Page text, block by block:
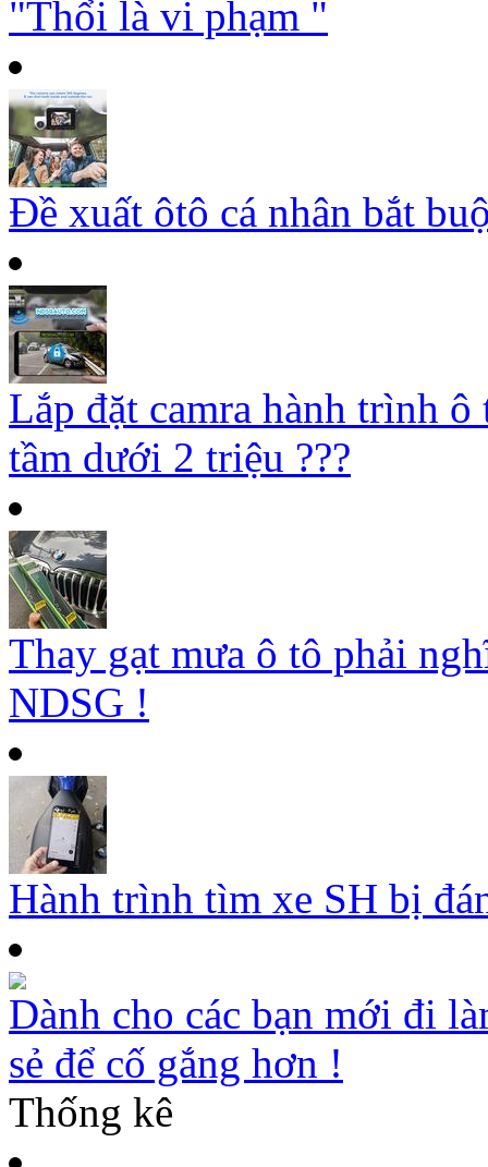
"Thổi là vi phạm "
Đề xuất ôtô cá nhân bắt
Lắp đặt camra hành trình
tầm dưới 2 triệu ???
Thay gạt mưa ô tô phải
NDSG !
Hành trình tìm xe SH bị
Dành cho các bạn mới đi
sẻ để cố gắng hơn !
Thống kê